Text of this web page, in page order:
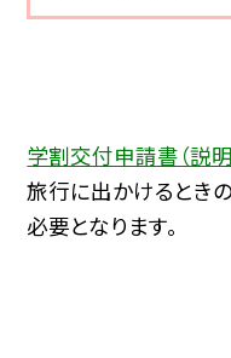
学割交付申請書（説明
旅行に出かけるとき
必要となります。